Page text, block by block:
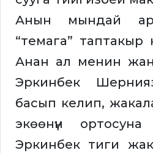
Анын мындай
“темага” таптакыр
Анан ал менин
Эркинбек
басып келип,
экөөнүн
Эркинбек тиги